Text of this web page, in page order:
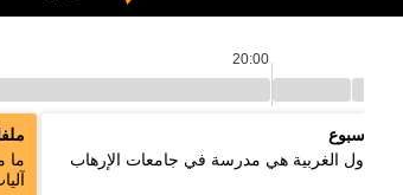
20:00
الأسبوع
الدول الغربية هي مدرسة في جامعات الإرهاب
ما